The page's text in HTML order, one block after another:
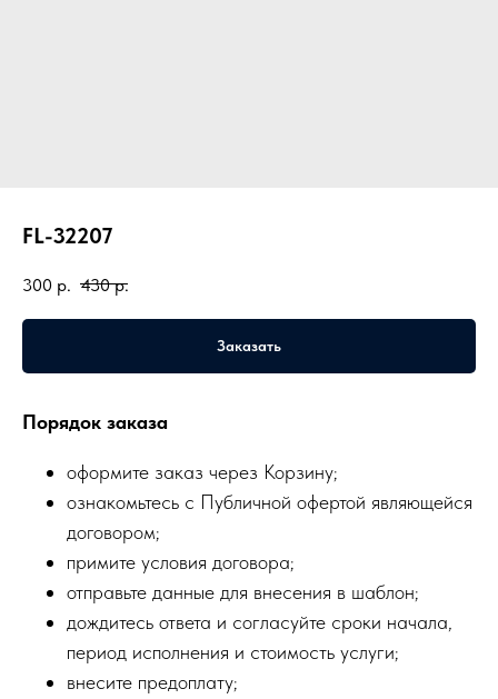
FL-32207
300 р. 430 р.
Заказать
Порядок заказа
оформите заказ через Корзину;
ознакомьтесь с Публичной офертой являющейся
договором;
примите условия договора;
отправьте данные для внесения в шаблон;
дождитесь ответа и согласуйте сроки начала,
период исполнения и стоимость услуги;
внесите предоплату;